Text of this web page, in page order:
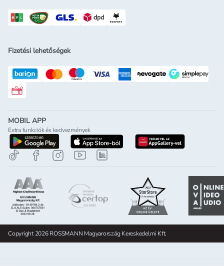
Fizetési lehetőségek
Rossmann ajándékkártya
MOBIL APP
Extra funkciók és kedvezmények
letöltés a google-play-rölletöltés az app-store-ból
letöltés
Copyright 2026 ROSSMANN Magyarország Kereskedelmi Kft.